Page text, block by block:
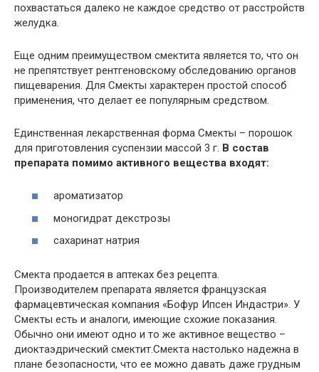
похвастаться далеко не каждое средство от расстройств
желудка.
Еще одним преимуществом смектита является то, что он
не препятствует рентгеновскому обследованию органов
пищеварения. Для Смекты характерен простой способ
применения, что делает ее популярным средством.
Единственная лекарственная форма Смекты – порошок
для приготовления суспензии массой 3 г. В состав
препарата помимо активного вещества входят:
ароматизатор
моногидрат декстрозы
сахаринат натрия
Смекта продается в аптеках без рецепта.
Производителем препарата является французская
фармацевтическая компания «Бофур Ипсен Индастри». У
Смекты есть и аналоги, имеющие схожие показания.
Обычно они имеют одно и то же активное вещество –
диоктаэдрический смектит.Смекта настолько надежна в
плане безопасности, что ее можно давать даже грудным